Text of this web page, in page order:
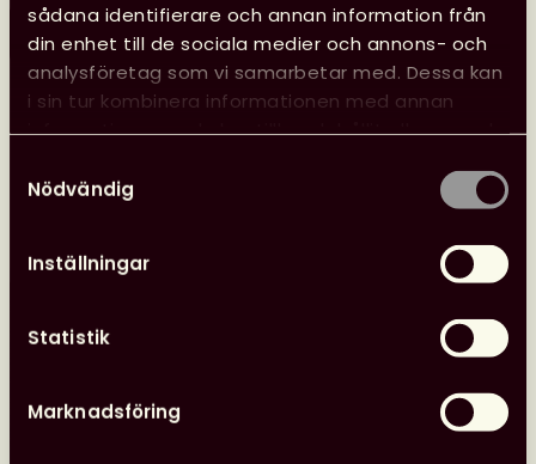
sådana identifierare och annan information från
din enhet till de sociala medier och annons- och
analysföretag som vi samarbetar med. Dessa kan
i sin tur kombinera informationen med annan
information som du har tillhandahållit eller som de
Nödvändig
Inställningar
Statistik
Marknadsföring
Läs mer
Glad
sommar
önskar
kansliet
24 juni, 2026